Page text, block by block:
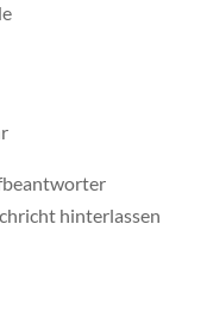
hinterlassen